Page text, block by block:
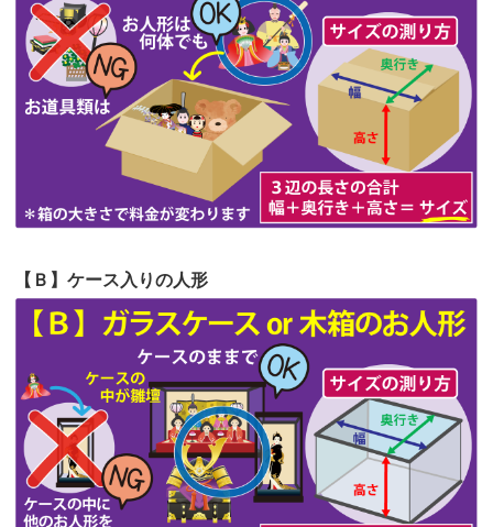
見つけまし...
第62回人形供養祭令和5年6月21日(水)
第61回人形供養祭 令和5年5月19日(金)
第60回人形供養祭令和5年3月28日(火)
第59回人形供養祭 令和5年2月10日(金)
第58回人形供養祭令和5年12月21日(水)
第56回人形供養祭 令和4年10月19日(水)
第55回人形供養祭令和4年9月8日(木)
第54回人形供養祭令和4年8月1日(月)
第53回人形供養祭令和4年7月1日(金)
第52回人形供養祭令和4年5月17日(火)
【Ｂ】ケース入りの人形